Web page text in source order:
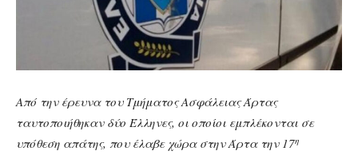
Από την έρευνα του Τμήματος Ασφάλειας Άρτας
ταυτοποιήθηκαν δύο Έλληνες, οι οποίοι εμπλέκονται σε
υπόθεση απάτης, που έλαβε χώρα στην Άρτα την 17η